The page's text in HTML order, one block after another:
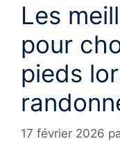
Les
pour
pieds
17 février 2026